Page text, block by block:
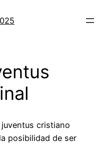
posibilidad de ser